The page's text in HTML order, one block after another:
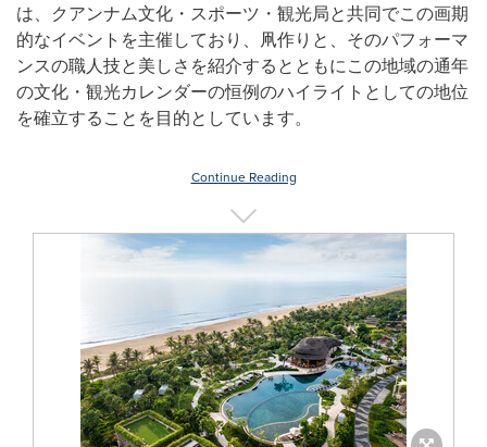
は、クアンナム文化・スポーツ・観光局と共同でこの画期
的なイベントを主催しており、凧作りと、そのパフォーマ
ンスの職人技と美しさを紹介するとともにこの地域の通年
の文化・観光カレンダーの恒例のハイライトとしての地位
を確立することを目的としています。
Continue Reading